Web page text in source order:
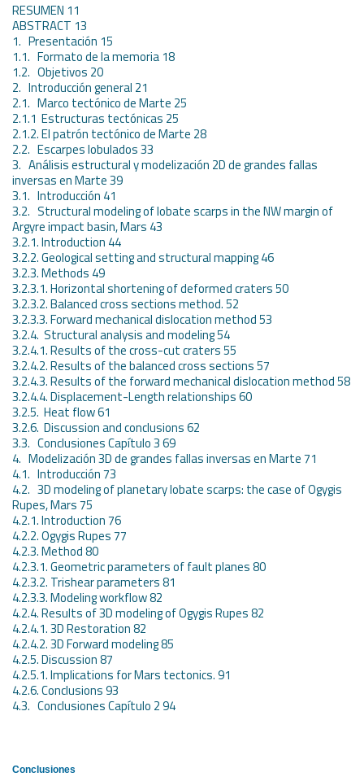
RESUMEN 11
ABSTRACT 13
1. Presentación 15
1.1. Formato de la memoria 18
1.2. Objetivos 20
2. Introducción general 21
2.1. Marco tectónico de Marte 25
2.1.1 Estructuras tectónicas 25
2.1.2. El patrón tectónico de Marte 28
2.2. Escarpes lobulados 33
3. Análisis estructural y modelización 2D de grandes fallas
inversas en Marte 39
3.1. Introducción 41
3.2. Structural modeling of lobate scarps in the NW margin of
Argyre impact basin, Mars 43
3.2.1. Introduction 44
3.2.2. Geological setting and structural mapping 46
3.2.3. Methods 49
3.2.3.1. Horizontal shortening of deformed craters 50
3.2.3.2. Balanced cross sections method. 52
3.2.3.3. Forward mechanical dislocation method 53
3.2.4. Structural analysis and modeling 54
3.2.4.1. Results of the cross-cut craters 55
3.2.4.2. Results of the balanced cross sections 57
3.2.4.3. Results of the forward mechanical dislocation method 58
3.2.4.4. Displacement-Length relationships 60
3.2.5. Heat flow 61
3.2.6. Discussion and conclusions 62
3.3. Conclusiones Capítulo 3 69
4. Modelización 3D de grandes fallas inversas en Marte 71
4.1. Introducción 73
4.2. 3D modeling of planetary lobate scarps: the case of Ogygis
Rupes, Mars 75
4.2.1. Introduction 76
4.2.2. Ogygis Rupes 77
4.2.3. Method 80
4.2.3.1. Geometric parameters of fault planes 80
4.2.3.2. Trishear parameters 81
4.2.3.3. Modeling workflow 82
4.2.4. Results of 3D modeling of Ogygis Rupes 82
4.2.4.1. 3D Restoration 82
4.2.4.2. 3D Forward modeling 85
4.2.5. Discussion 87
4.2.5.1. Implications for Mars tectonics. 91
4.2.6. Conclusions 93
4.3. Conclusiones Capítulo 2 94
Conclusiones